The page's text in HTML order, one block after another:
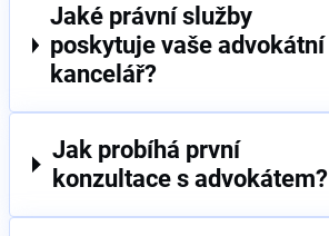
Jaké právní služby
poskytuje vaše advokátní
kancelář?
Jak probíhá první
konzultace s advokátem?